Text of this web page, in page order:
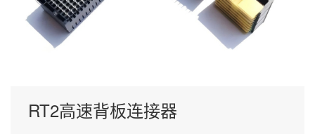
RT2高速背板连接器